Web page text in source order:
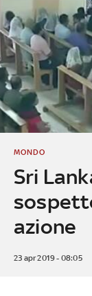
Sri
azione
MONDO
23 apr 2019 - 08:05